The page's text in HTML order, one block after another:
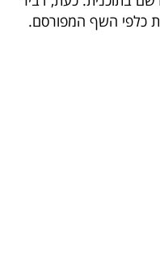
כלפי השף המפורסם.